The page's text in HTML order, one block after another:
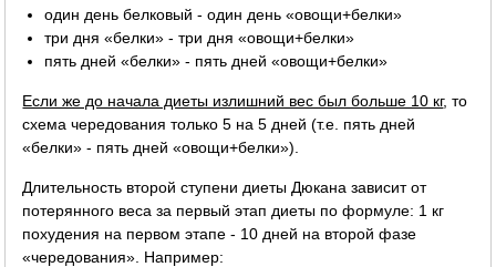
один день белковый - один день «овощи+белки»
три дня «белки» - три дня «овощи+белки»
пять дней «белки» - пять дней «овощи+белки»
Если же до начала диеты излишний вес был больше 10 кг, то
схема чередования только 5 на 5 дней (т.е. пять дней
«белки» - пять дней «овощи+белки»).
Длительность второй ступени диеты Дюкана зависит от
потерянного веса за первый этап диеты по формуле: 1 кг
похудения на первом этапе - 10 дней на второй фазе
«чередования». Например: